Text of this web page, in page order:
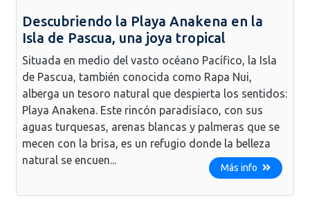
Descubriendo la Playa Anakena en la
Isla de Pascua, una joya tropical
Situada en medio del vasto océano Pacífico, la Isla
de Pascua, también conocida como Rapa Nui,
alberga un tesoro natural que despierta los sentidos:
Playa Anakena. Este rincón paradisíaco, con sus
aguas turquesas, arenas blancas y palmeras que se
mecen con la brisa, es un refugio donde la belleza
natural se encuen...
Más info